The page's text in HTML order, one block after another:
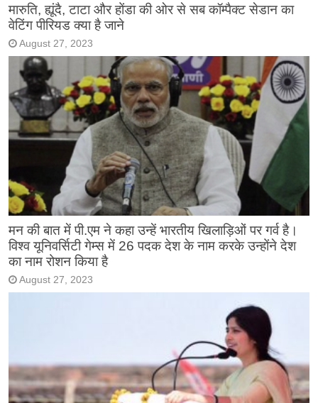
मारुति, ह्यूंदै, टाटा और होंडा की ओर से सब कॉम्पैक्ट सेडान का
वेटिंग पीरियड क्या है जाने
August 27, 2023
मन की बात में पी.एम ने कहा उन्हें भारतीय खिलाड़िओं पर गर्व है।
विश्व यूनिवर्सिटी गेम्स में 26 पदक देश के नाम करके उन्होंने देश
का नाम रोशन किया है
August 27, 2023